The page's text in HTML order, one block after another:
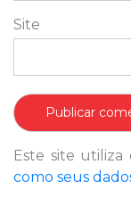
Site
Este site utiliza
como seus